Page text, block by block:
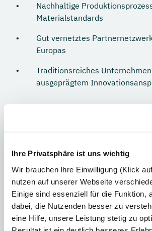
Ihre Privatsphäre ist uns wichtig
Wir brauchen Ihre Einwilligung (Klick
nutzen auf unserer Webseite
Einige sind essenziell für die Funktion,
dabei, die Nutzenden besser zu
eine Hilfe, unsere Leistung stetig zu
Nachhaltige
Materialstandards
Gut vernetztes
Europas
Traditionsreiches
ausgeprägtem
Meyer Burger: Schweizer
Meyer Burgerzählt zu den führenden
Bereich Solartechnologie und
langjährige Erfahrung in der
leistungsstarker Solarzellen. Der
Forschung liegt in der Schweiz,